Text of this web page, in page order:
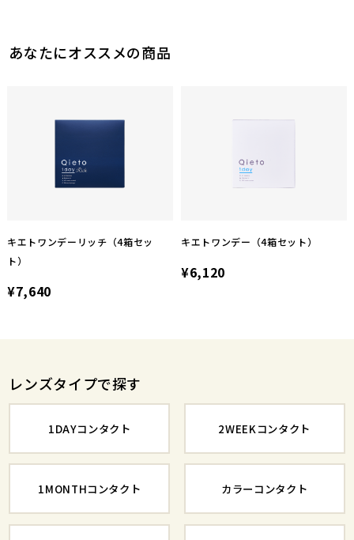
あなたにオススメの商品
キエトワンデーリッチ（4箱セッ
ト）
¥7,640
キエトワンデー（4箱セット）
¥6,120
レンズタイプで探す
1DAYコンタクト 2WEEKコンタクト
1MONTHコンタクト カラーコンタクト